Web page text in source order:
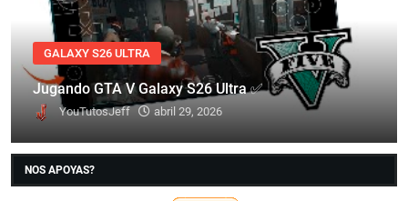
GALAXY S26 ULTRA
Jugando GTA V Galaxy S26 Ultra ✅
YouTutosJeff abril 29, 2026
NOS APOYAS?